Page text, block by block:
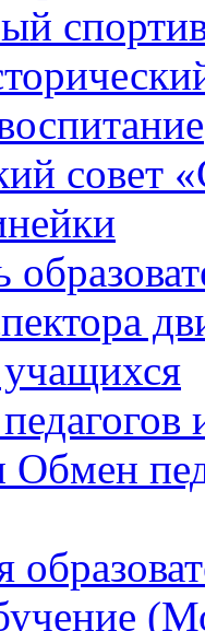
совет